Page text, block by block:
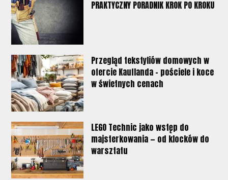
PRAKTYCZNY PORADNIK KROK PO KROKU
Przegląd tekstyliów domowych w
ofercie Kauflanda - pościele i koce
w świetnych cenach
LEGO Technic jako wstęp do
majsterkowania — od klocków do
warsztatu